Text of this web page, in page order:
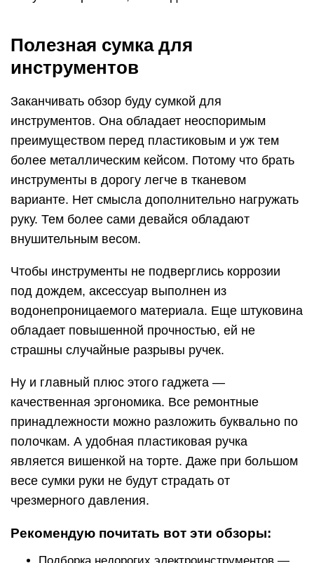
Полезная сумка для
инструментов
Заканчивать обзор буду сумкой для
инструментов. Она обладает неоспоримым
преимуществом перед пластиковым и уж тем
более металлическим кейсом. Потому что брать
инструменты в дорогу легче в тканевом
варианте. Нет смысла дополнительно нагружать
руку. Тем более сами девайся обладают
внушительным весом.
Чтобы инструменты не подверглись коррозии
под дождем, аксессуар выполнен из
водонепроницаемого материала. Еще штуковина
обладает повышенной прочностью, ей не
страшны случайные разрывы ручек.
Ну и главный плюс этого гаджета —
качественная эргономика. Все ремонтные
принадлежности можно разложить буквально по
полочкам. А удобная пластиковая ручка
является вишенкой на торте. Даже при большом
весе сумки руки не будут страдать от
чрезмерного давления.
Рекомендую почитать вот эти обзоры: